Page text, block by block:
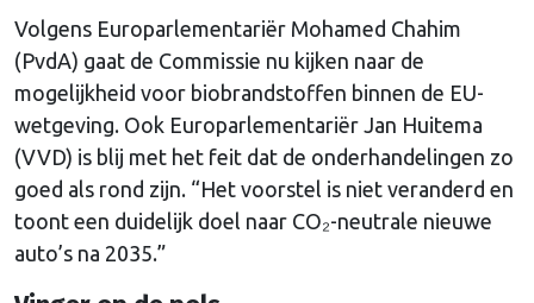
Volgens Europarlementariër Mohamed Chahim
(PvdA) gaat de Commissie nu kijken naar de
mogelijkheid voor biobrandstoffen binnen de EU-
wetgeving. Ook Europarlementariër Jan Huitema
(VVD) is blij met het feit dat de onderhandelingen zo
goed als rond zijn. “Het voorstel is niet veranderd en
toont een duidelijk doel naar CO₂-neutrale nieuwe
auto’s na 2035.”